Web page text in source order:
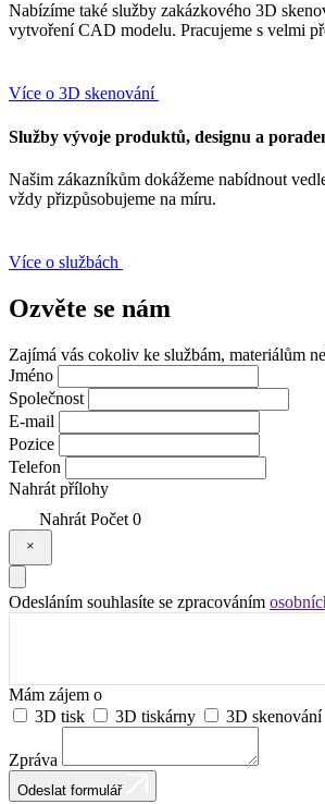
Nabízíme také služby zakázkového 3D
vytvoření CAD modelu. Pracujeme s velmi
Více o 3D skenování
Služby vývoje produktů, designu a
Našim zákazníkům dokážeme nabídnout
vždy přizpůsobujeme na míru.
Více o službách
Ozvěte se nám
Zajímá vás cokoliv ke službám, materiálům
Jméno
Společnost
E-mail
Pozice
Telefon
Nahrát přílohy
Nahrát Počet 0
Odesláním souhlasíte se zpracováním
Mám zájem o
3D tisk
3D tiskárny 3D skenování
Zpráva
Odeslat formulář